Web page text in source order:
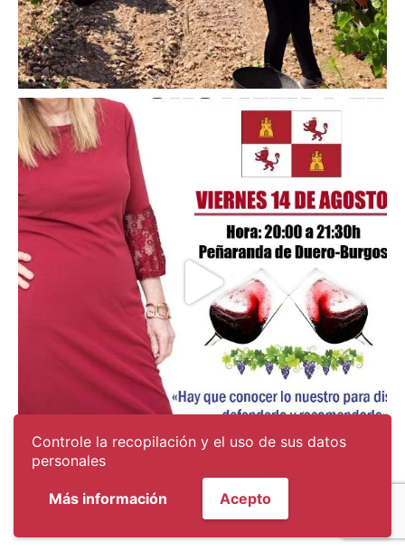
Controle la recopilación y el uso de sus datos
personales
Más información Acepto
Cargar más Seguir en Instagram